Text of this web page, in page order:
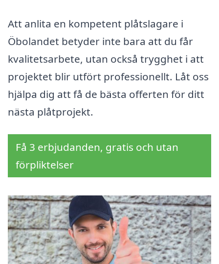
Att anlita en kompetent plåtslagare i
Öbolandet betyder inte bara att du får
kvalitetsarbete, utan också trygghet i att
projektet blir utfört professionellt. Låt oss
hjälpa dig att få de bästa offerten för ditt
nästa plåtprojekt.
Få 3 erbjudanden, gratis och utan
förpliktelser